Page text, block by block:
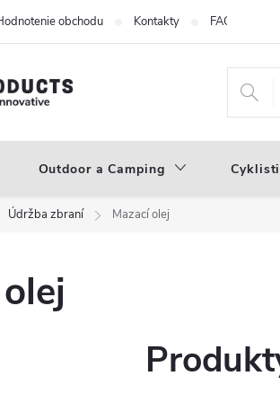
obchodu Kontakty FAQ
Outdoor a Camping
Údržba zbraní Mazací olej